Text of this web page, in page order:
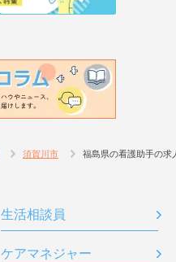
須賀川市 福島県の看護助手の求
生活相談員
ケアマネジャー